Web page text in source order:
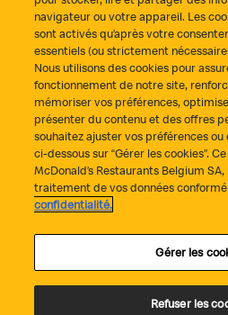
Download on the App Store
Get it on
Tout s’est bien passé ? Contact
Politique des cookies
navigateur ou votre appareil. Les
sont activés qu’après votre
essentiels (ou strictement
Nous utilisons des cookies pour
fonctionnement de notre site,
mémoriser vos préférences,
présenter du contenu et des offres
souhaitez ajuster vos préférences ou
ci-dessous sur “Gérer les cookies”.
McDonald’s Restaurants Belgium
traitement de vos données
confidentialité.
Gérer les
Refuser les